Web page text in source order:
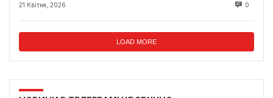
21 Квітня, 2026 0
LOAD MORE